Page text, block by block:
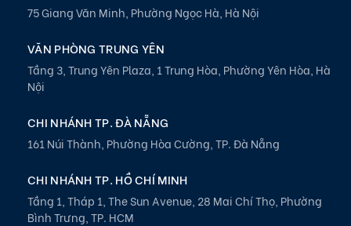
75 Giang Văn Minh, Phường Ngọc Hà, Hà Nội
VĂN PHÒNG TRUNG YÊN
Tầng 3, Trung Yên Plaza, 1 Trung Hòa, Phường Yên Hòa, Hà
Nội
CHI NHÁNH TP. ĐÀ NẴNG
161 Núi Thành, Phường Hòa Cường, TP. Đà Nẵng
CHI NHÁNH TP. HỒ CHÍ MINH
Tầng 1, Tháp 1, The Sun Avenue, 28 Mai Chí Thọ, Phường
Bình Trưng, TP. HCM